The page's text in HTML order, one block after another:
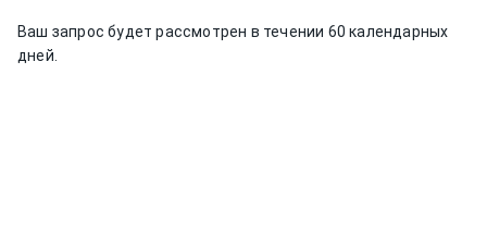
Ваш запрос будет рассмотрен в течении 60 календарных
дней.